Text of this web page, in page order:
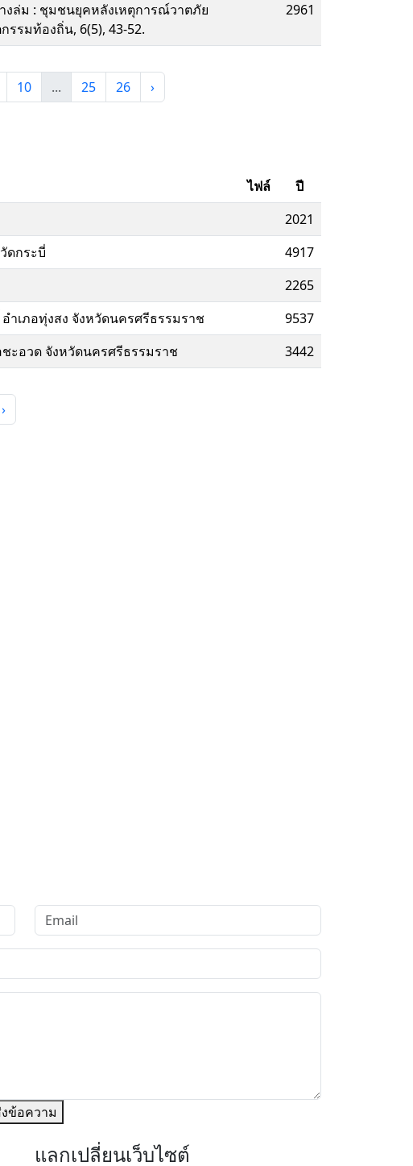
งล่ม : ชุมชนยุคหลังเหตุการณ์วาตภัย
รมท้องถิ่น, 6(5), 43-52.
2961
10 ... 25 26 ›
ไฟล์
ปี
2021
ดกระบี่
4917
2265
ำเภอทุ่งสง จังหวัดนครศรีธรรมราช
9537
ะอวด จังหวัดนครศรีธรรมราช
3442
›
ข้อความ
แลกเปลี่ยนเว็บไซต์